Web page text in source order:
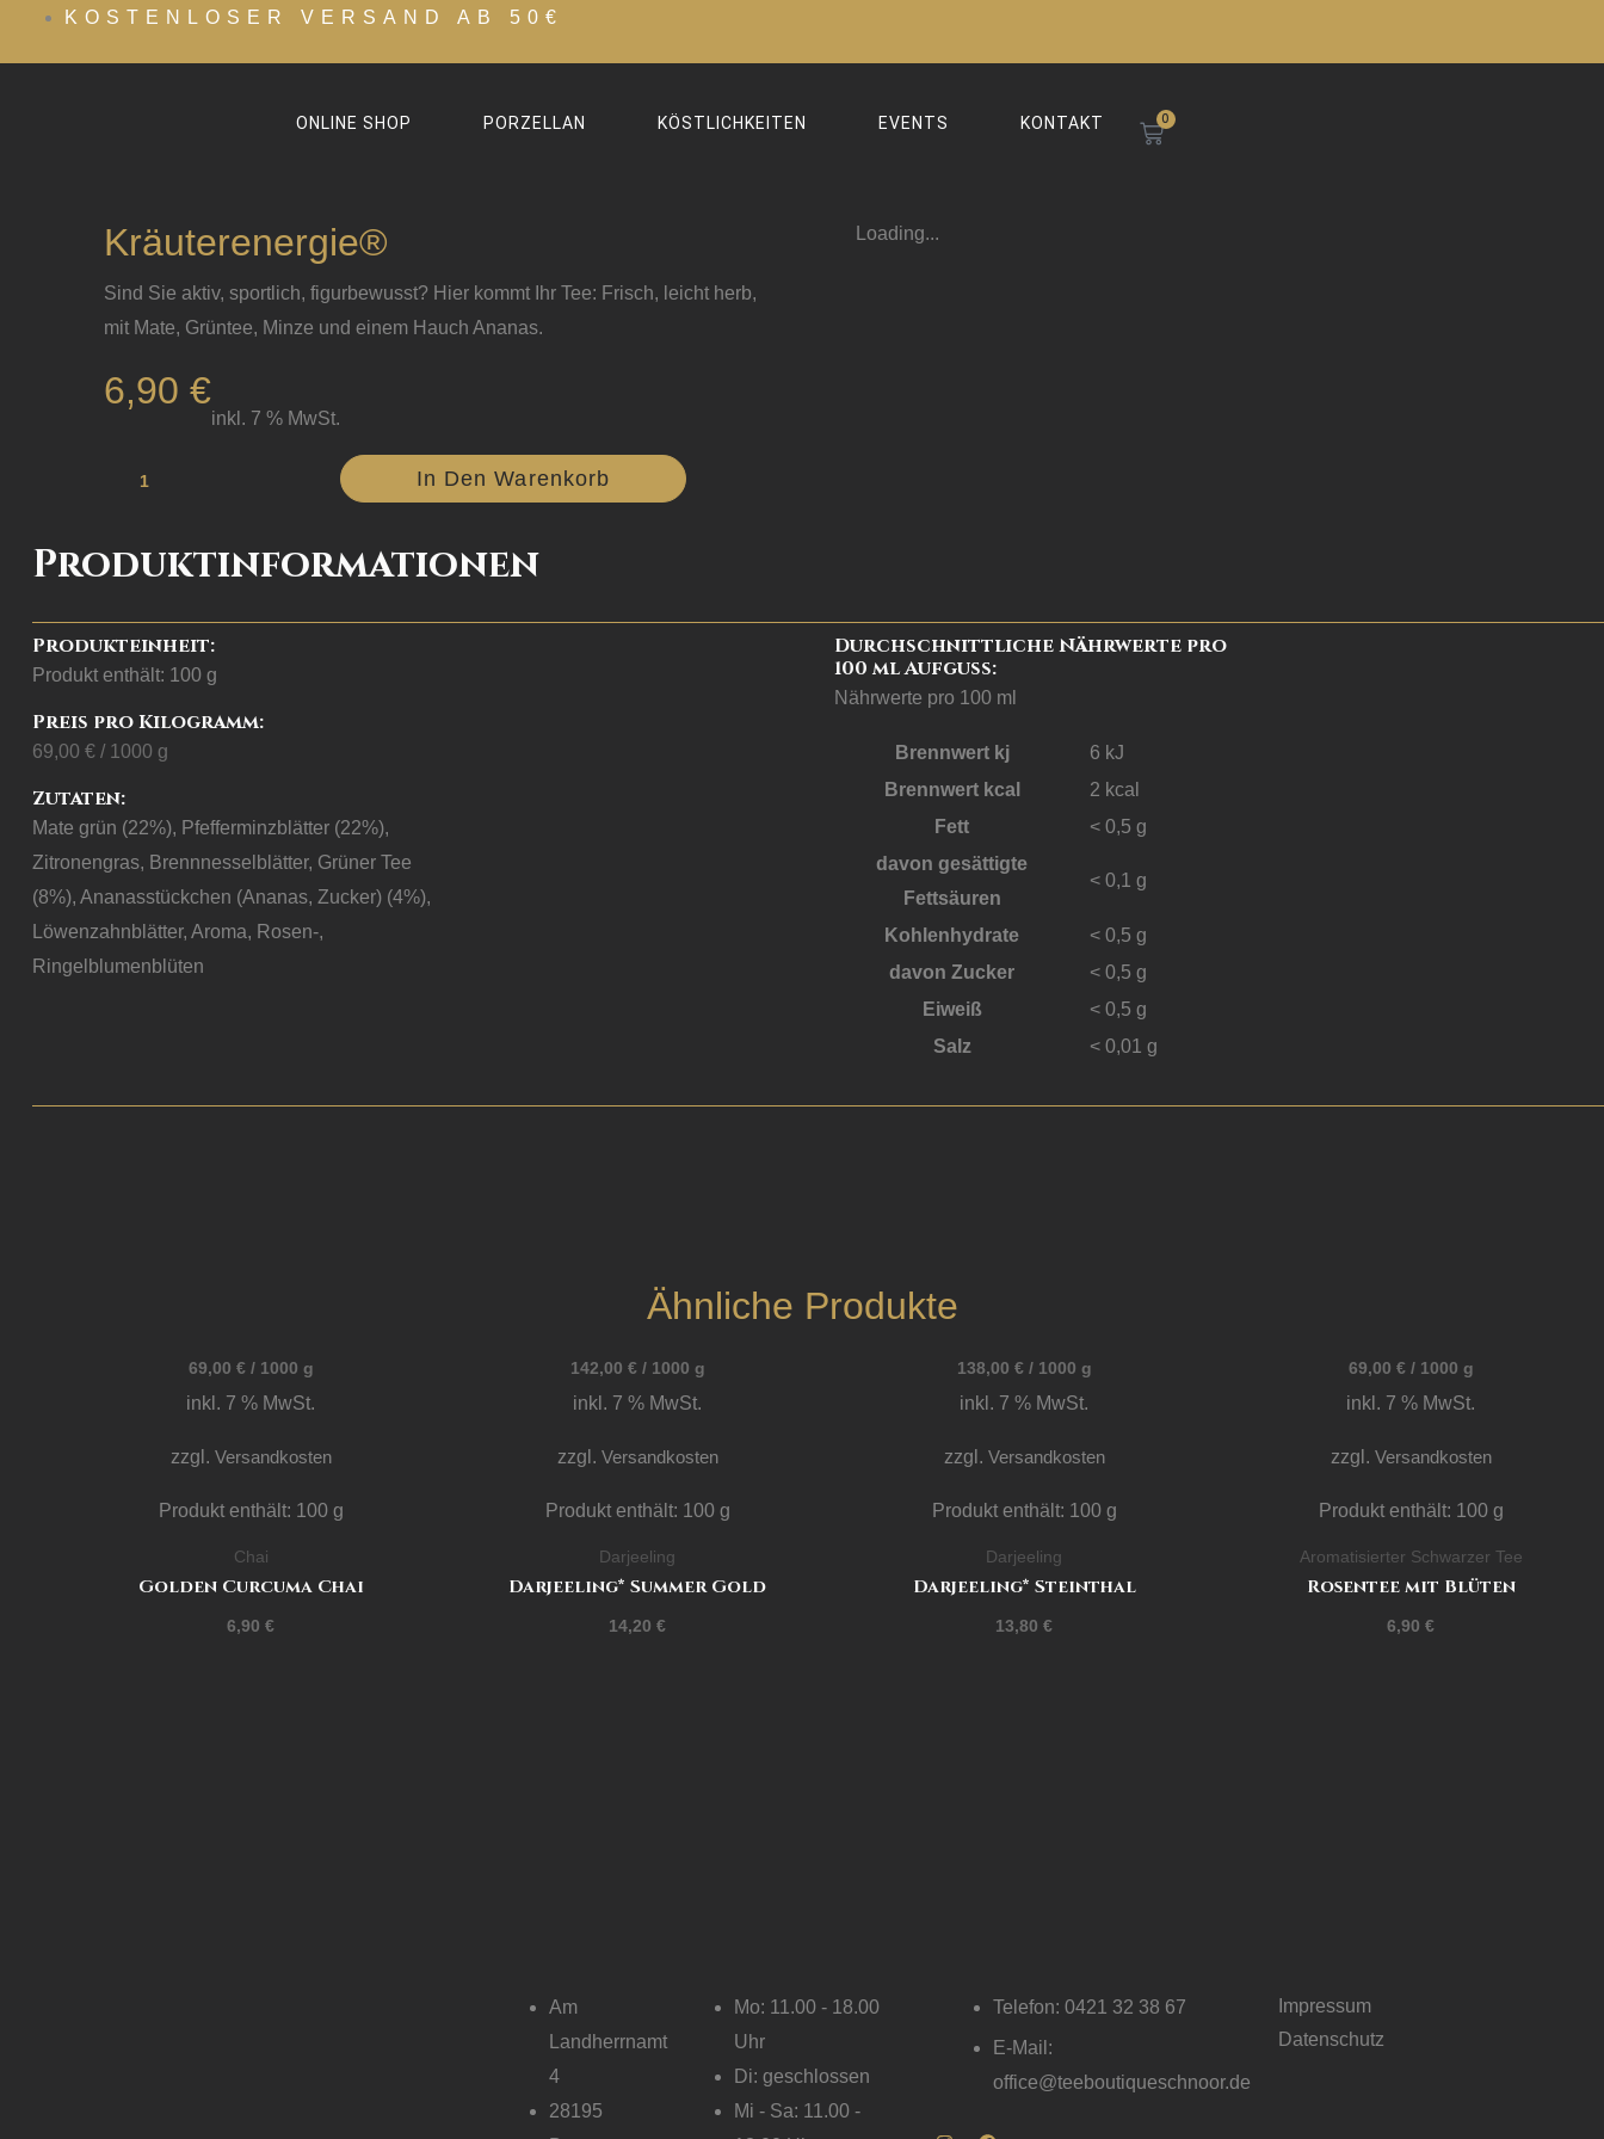
springen
KOSTENLOSER VERSAND AB 50€
ONLINE SHOP PORZELLAN KÖSTLICHKEITEN EVENTS KONTAKT 0
WARENKORB
Kräuterenergie®
Sind Sie aktiv, sportlich, figurbewusst? Hier kommt Ihr Tee: Frisch, leicht herb,
mit Mate, Grüntee, Minze und einem Hauch Ananas.
6,90 €
inkl. 7 % MwSt.
Kräuterenergie®
In Den Warenkorb
Loading...
Produktinformationen
Produkteinheit:
Produkt enthält: 100 g
Preis pro Kilogramm:
69,00 € / 1000 g
Zutaten:
Mate grün (22%), Pfefferminzblätter (22%),
Zitronengras, Brennnesselblätter, Grüner Tee
(8%), Ananasstückchen (Ananas, Zucker) (4%),
Löwenzahnblätter, Aroma, Rosen-,
Ringelblumenblüten
Durchschnittliche Nährwerte pro
100 ml Aufguss:
Nährwerte pro 100 ml
Brennwert kj 6 kJ
Brennwert kcal
2 kcal
Fett
< 0,5 g
davon gesättigte
Fettsäuren
< 0,1 g
Kohlenhydrate < 0,5 g
davon Zucker < 0,5 g
Eiweiß
< 0,5 g
Salz
< 0,01 g
Ähnliche Produkte
69,00 €/ 1000 g
inkl. 7 % MwSt.
zzgl. Versandkosten
Produkt enthält: 100 g
Chai
Golden Curcuma Chai
6,90 €
142,00 €/ 1000 g
inkl. 7 % MwSt.
zzgl. Versandkosten
Produkt enthält: 100 g
Darjeeling
Darjeeling* Summer Gold
14,20 €
138,00 €/ 1000 g
inkl. 7 % MwSt.
zzgl. Versandkosten
Produkt enthält: 100 g
Darjeeling
Darjeeling* Steinthal
13,80 €
69,00 €/ 1000 g
inkl. 7 % MwSt.
zzgl. Versandkosten
Produkt enthält: 100 g
Aromatisierter Schwarzer Tee
Rosentee mit Blüten
6,90 €
Am
Landherrnamt
4
28195
Mo: 11.00 - 18.00
Uhr
Di: geschlossen
Mi - Sa: 11.00 -
Telefon: 0421 32 38 67
E-Mail:
office@teeboutiqueschnoor.de
Impressum
Datenschutz